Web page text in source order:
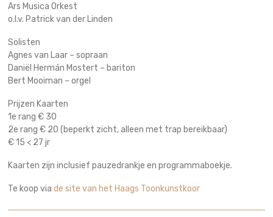
Ars Musica Orkest
o.l.v. Patrick van der Linden
Solisten
Agnes van Laar – sopraan
Daniël Hermán Mostert – bariton
Bert Mooiman – orgel
Prijzen Kaarten
1e rang € 30
2e rang € 20 (beperkt zicht, alleen met trap bereikbaar)
€ 15 < 27 jr
Kaarten zijn inclusief pauzedrankje en programmaboekje.
Te koop viade site van het Haags Toonkunstkoor